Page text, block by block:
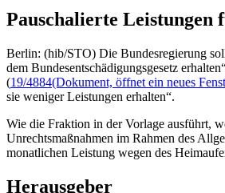
Pauschalierte Leistungen
Berlin: (hib/STO) Die Bundesregierung
dem Bundesentschädigungsgesetz
(19/4884(Dokument, öffnet ein neues
sie weniger Leistungen erhalten“.
Wie die Fraktion in der Vorlage ausführt,
Unrechtsmaßnahmen im Rahmen des
monatlichen Leistung wegen des
Herausgeber